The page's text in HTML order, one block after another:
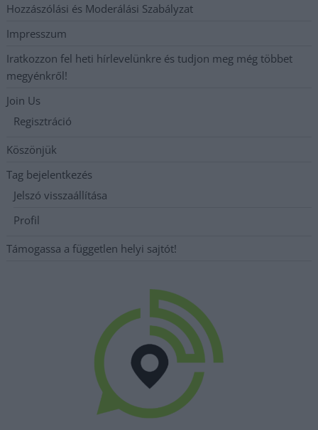
Hozzászólási és Moderálási Szabályzat
Impresszum
Iratkozzon fel heti hírlevelünkre és tudjon meg még többet
megyénkről!
Join Us
Regisztráció
Köszönjük
Tag bejelentkezés
Jelszó visszaállítása
Profil
Támogassa a független helyi sajtót!